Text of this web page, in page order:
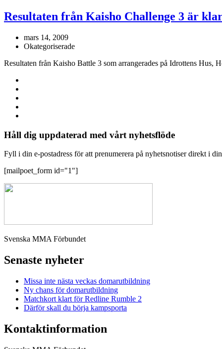
Resultaten från Kaisho Challenge 3 är
mars 14, 2009
Okategoriserade
Resultaten från Kaisho Battle 3 som arrangerades på Idrottens Hus,
Håll dig uppdaterad med vårt nyhetsflöde
Fyll i din e-postadress för att prenumerera på nyhetsnotiser direkt i
[mailpoet_form id="1"]
Svenska MMA Förbundet
Senaste nyheter
Missa inte nästa veckas domarutbildning
Ny chans för domarutbildning
Matchkort klart för Redline Rumble 2
Därför skall du börja kampsporta
Kontaktinformation